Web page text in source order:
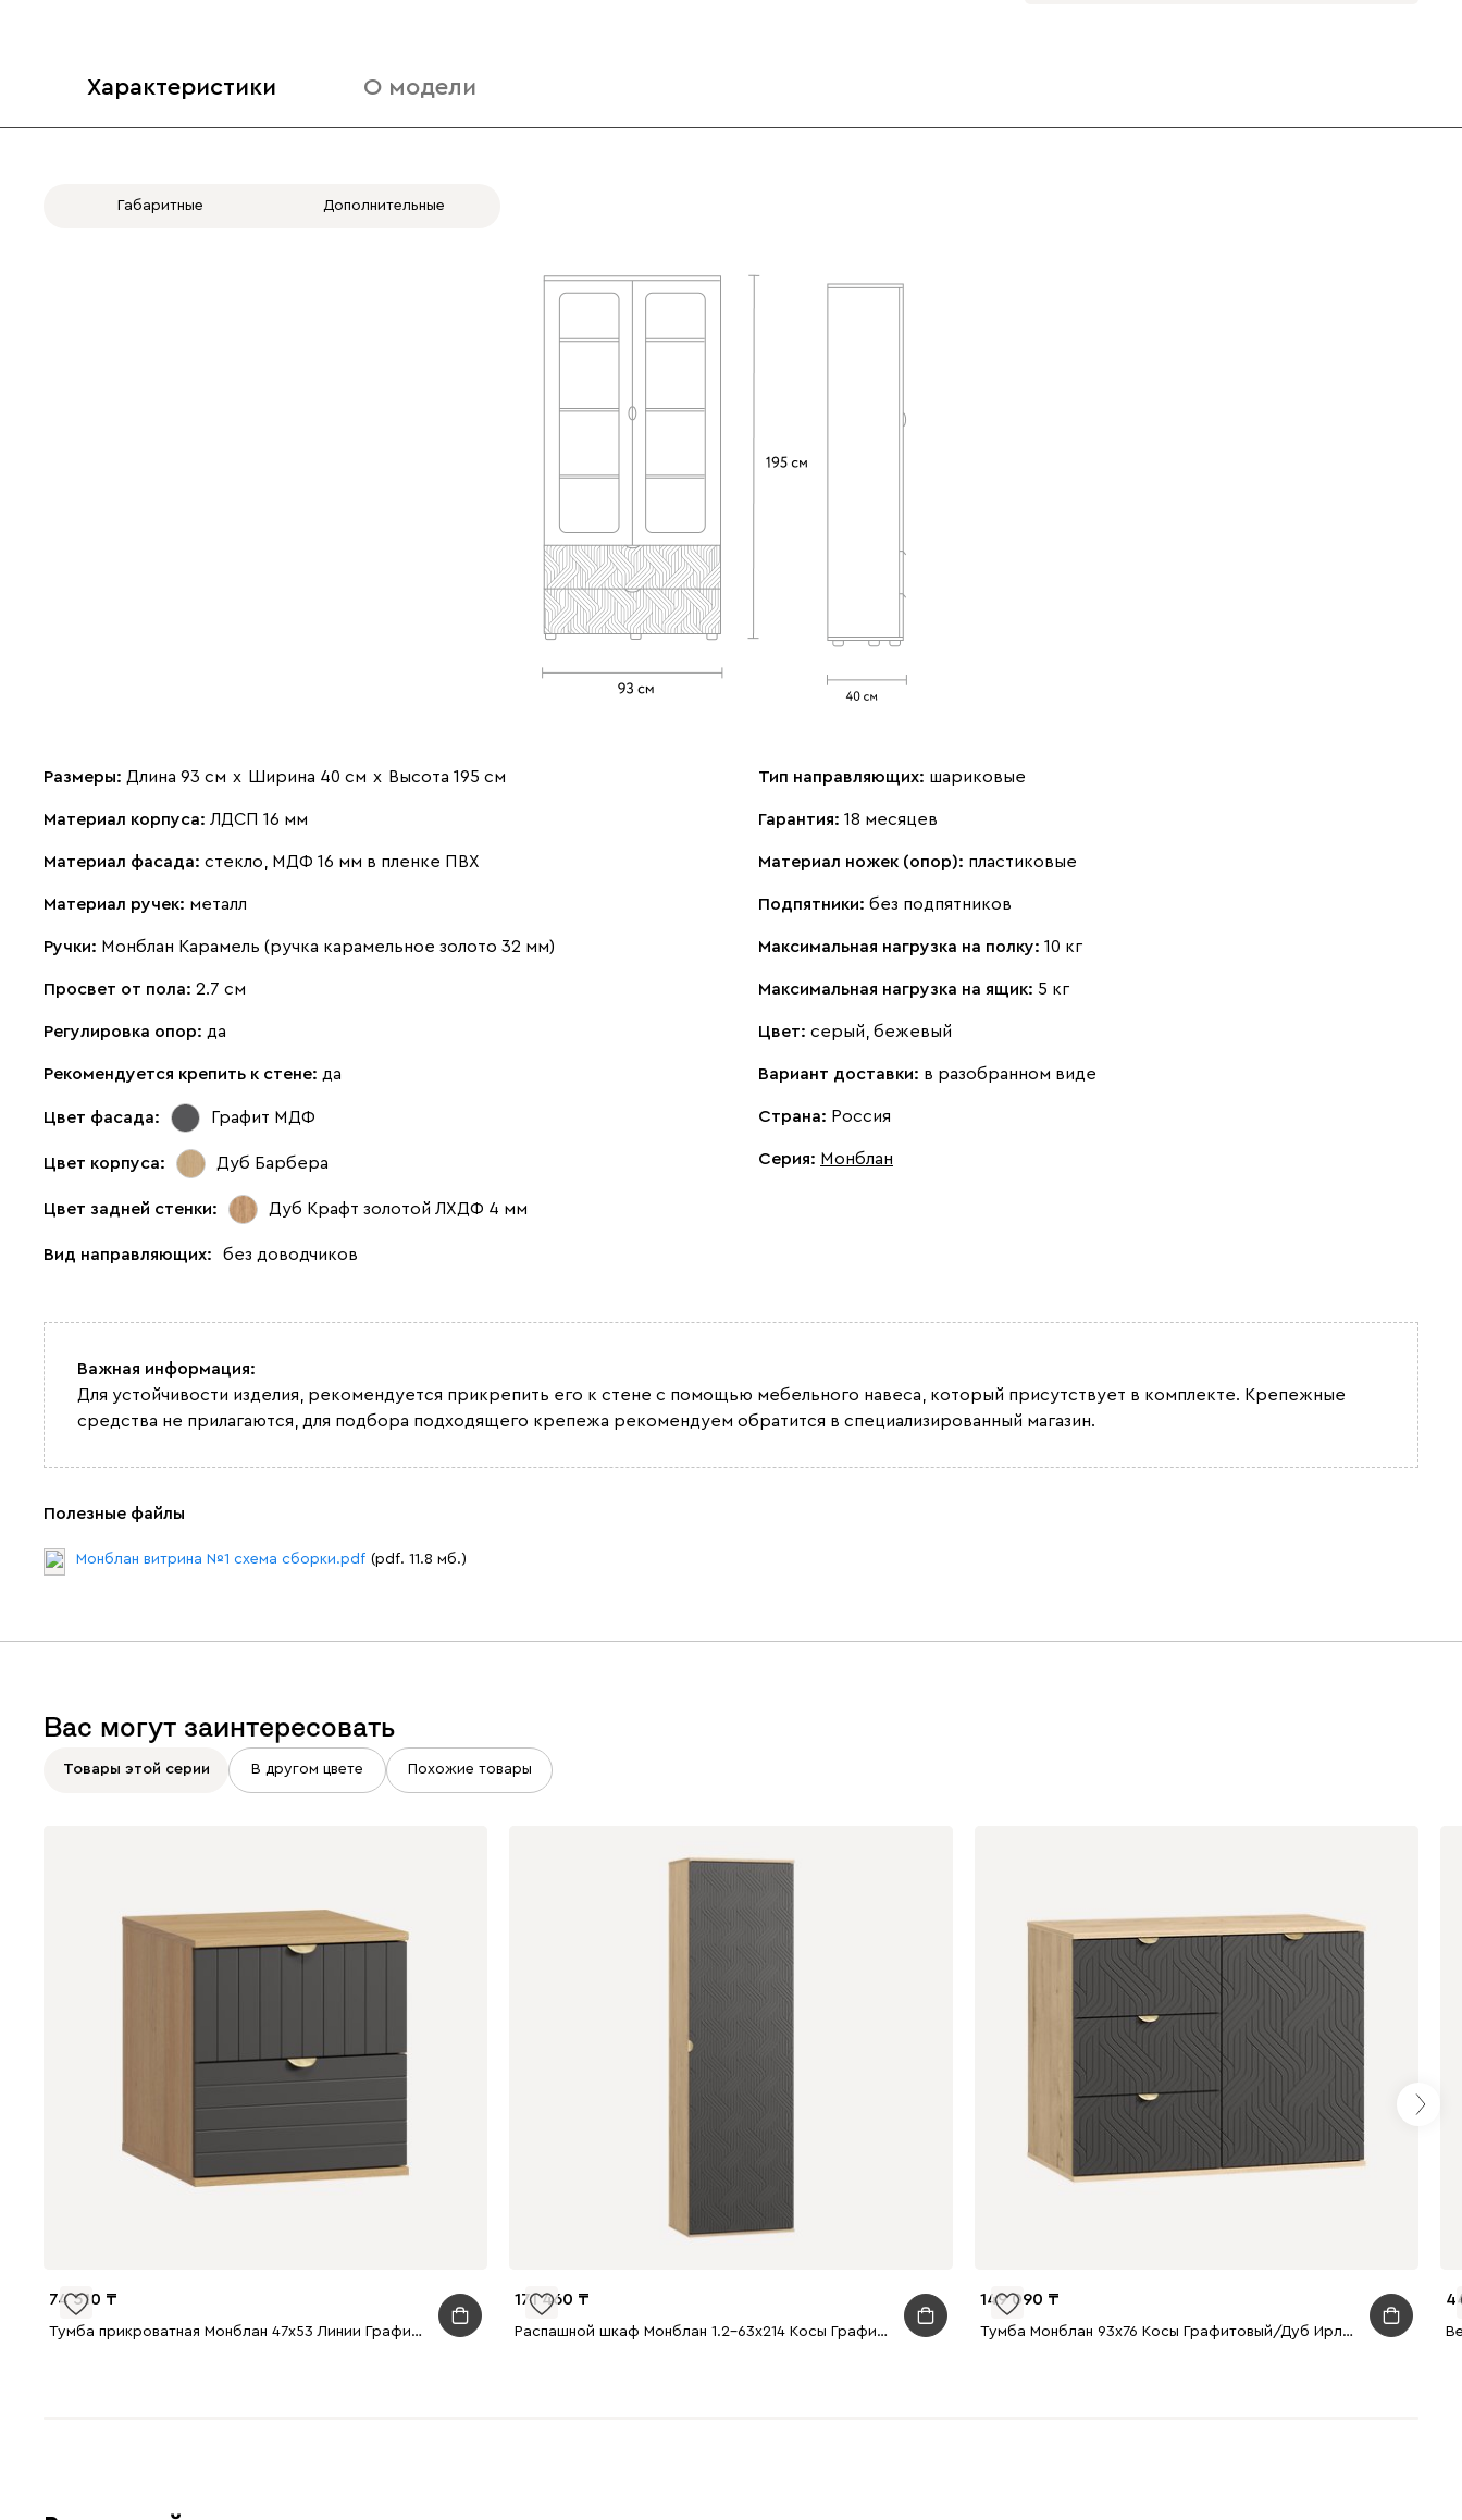
Характеристики О модели
Габаритные Дополнительные
Размеры: Длина 93 см х Ширина 40 см х Высота 195 см
Материал корпуса: ЛДСП 16 мм
Материал фасада: стекло, МДФ 16 мм в пленке ПВХ
Материал ручек: металл
Ручки: Монблан Карамель (ручка карамельное золото 32 мм)
Просвет от пола: 2.7 см
Регулировка опор: да
Рекомендуется крепить к стене: да
Цвет фасада: Графит МДФ
Цвет корпуса: Дуб Барбера
Цвет задней стенки: Дуб Крафт золотой ЛХДФ 4 мм
Вид направляющих: без доводчиков
Тип направляющих: шариковые
Гарантия: 18 месяцев
Материал ножек (опор): пластиковые
Подпятники: без подпятников
Максимальная нагрузка на полку: 10 кг
Максимальная нагрузка на ящик: 5 кг
Цвет: серый, бежевый
Вариант доставки: в разобранном виде
Страна: Россия
Серия: Монблан
Важная информация:
Для устойчивости изделия, рекомендуется прикрепить его к стене с помощью мебельного навеса, который присутствует в комплекте. Крепежные
средства не прилагаются, для подбора подходящего крепежа рекомендуем обратится в специализированный магазин.
Полезные файлы
Монблан витрина №1 схема сборки.pdf (pdf. 11.8 мб.)
Вас могут заинтересовать
Товары этой серии В другом цвете Похожие товары
74 510
Тумба прикроватная Монблан 47x53 Линии Графитовый
171 460
Распашной шкаф Монблан 1.2-63x214 Косы Графитовый/Дуб Ирландский
149 090
Тумба Монблан 93x76 Косы Графитовый/Дуб Ирландский